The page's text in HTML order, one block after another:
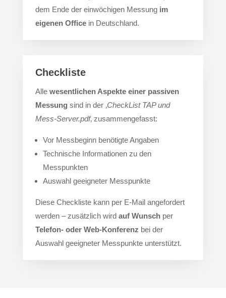
dem Ende der einwöchigen Messung im
eigenen Officein Deutschland.
Checkliste
Alle wesentlichen Aspekte einer passiven
Messung sind in der ‚CheckList TAP und
Mess-Server.pdf‚ zusammengefasst:
Vor Messbeginn benötigte Angaben
Technische Informationen zu den
Messpunkten
Auswahl geeigneter Messpunkte
Diese Checkliste kann per E-Mail angefordert
werden – zusätzlich wird auf Wunschper
Telefon- oder Web-Konferenz bei der
Auswahl geeigneter Messpunkte unterstützt.